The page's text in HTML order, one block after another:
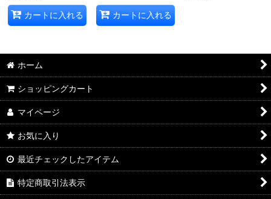
カートに入れる カートに入れる
ホーム
ショッピングカート
マイページ
お気に入り
最近チェックしたアイテム
特定商取引法表示